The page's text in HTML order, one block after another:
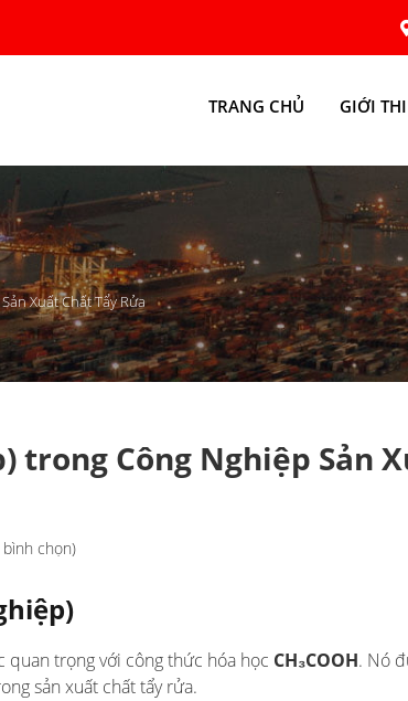
TRANG CHỦ GIỚI
Xuất Chất Tẩy Rửa
trong Công Nghiệp Sản
chọn)
quan trọng với công thức hóa học CH₃COOH. Nó
sản xuất chất tẩy rửa.